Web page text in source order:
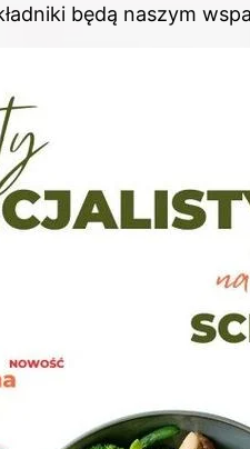
będą naszym